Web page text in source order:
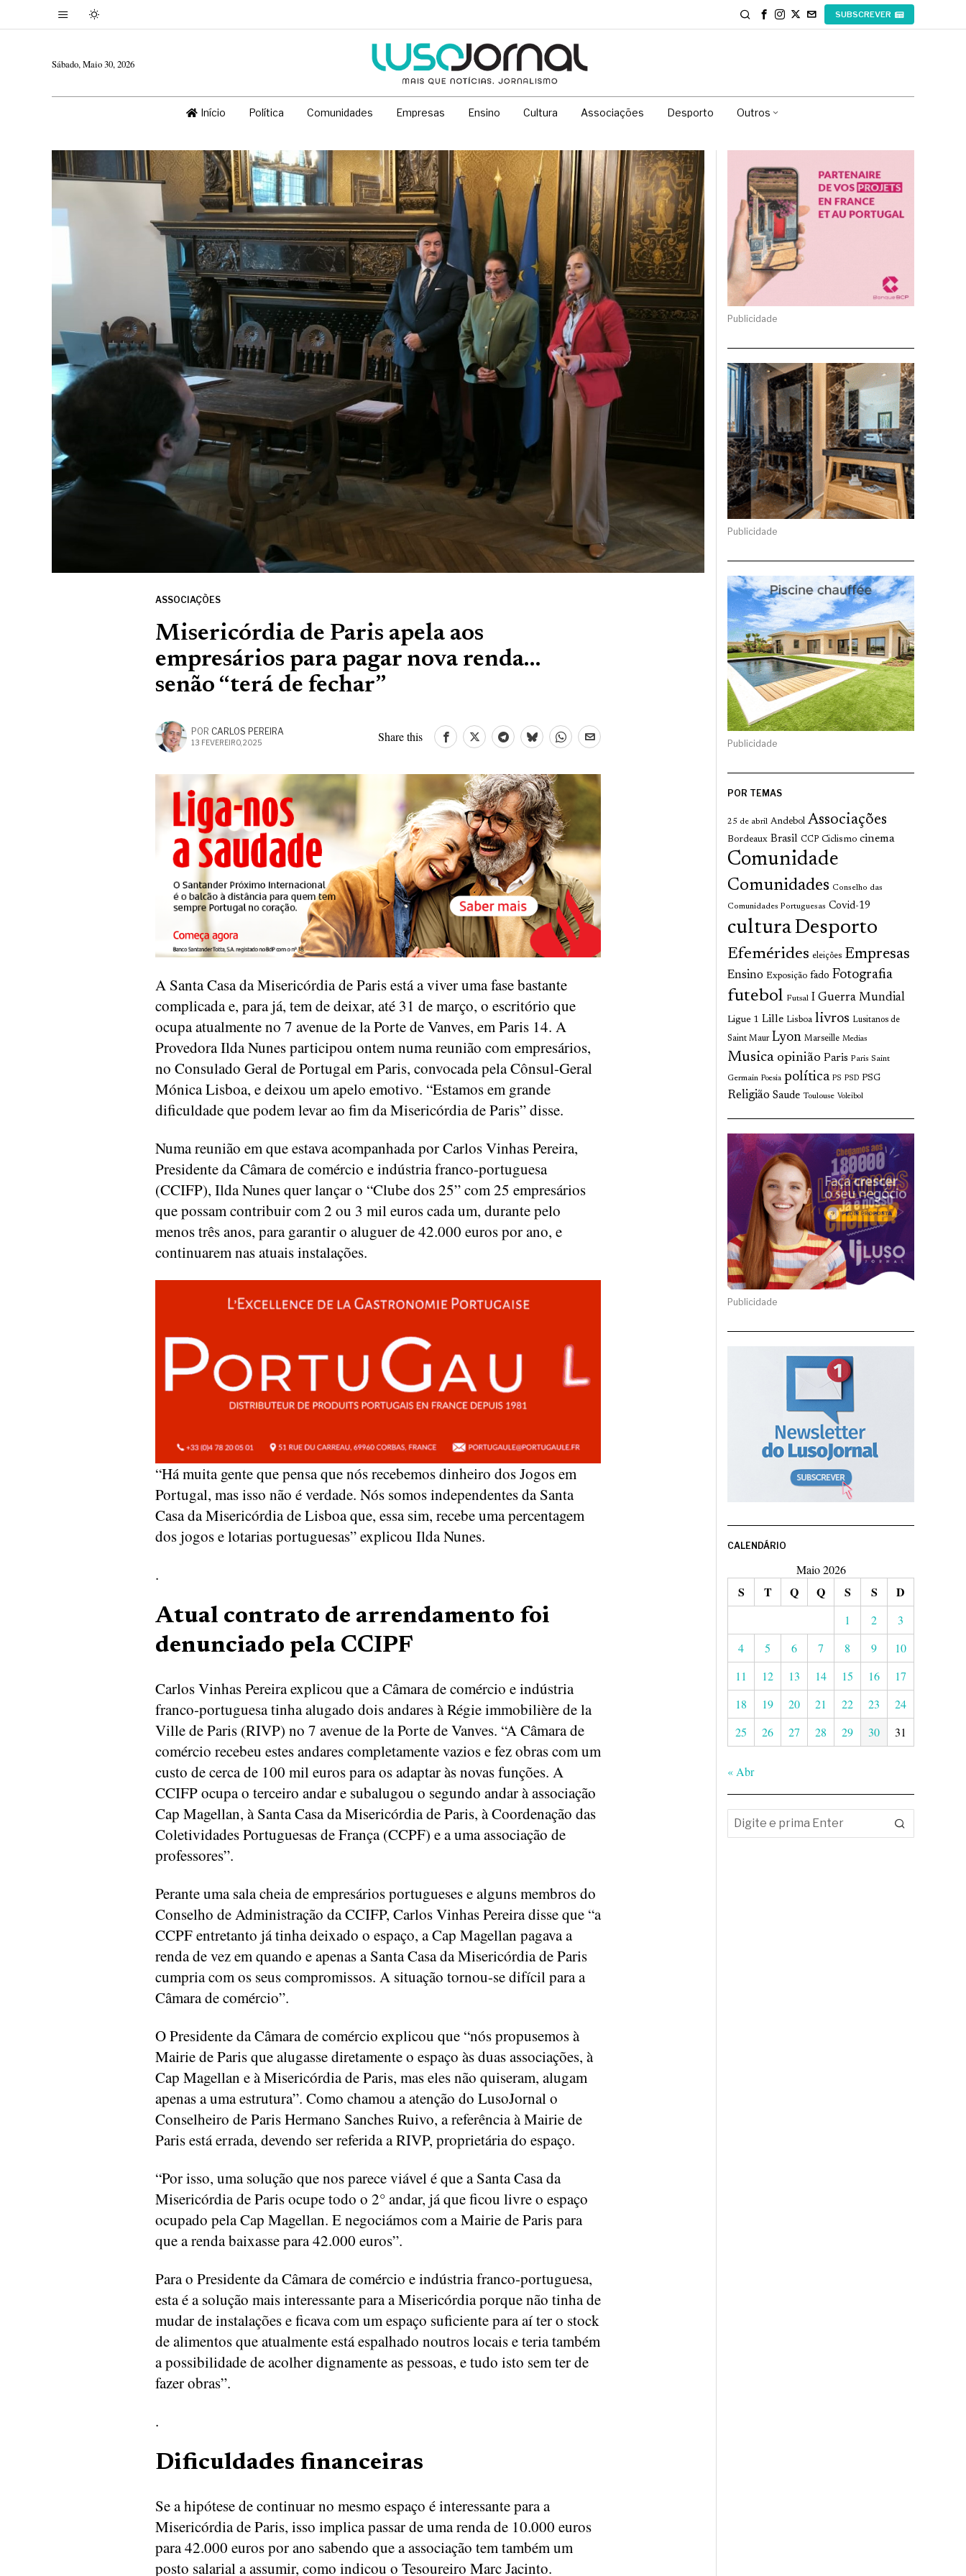
SUBSCREVER
Sábado, Maio 30, 2026
Início Política Comunidades Empresas Ensino Cultura Associações Desporto Outros
ASSOCIAÇÕES
Misericórdia de Paris apela aos
empresários para pagar nova renda…
senão “terá de fechar”
POR CARLOS PEREIRA
13 FEVEREIRO, 2025 Share this
A Santa Casa da Misericórdia de Paris está a viver uma fase bastante
complicada e, para já, tem de deixar, até 31 de março, o escritório que
ocupa atualmente no 7 avenue de la Porte de Vanves, em Paris 14. A
Provedora Ilda Nunes participou ontem numa reunião com empresários,
no Consulado Geral de Portugal em Paris, convocada pela Cônsul-Geral
Mónica Lisboa, e deixou um apelo emotivo. “Estamos em grande
dificuldade que podem levar ao fim da Misericórdia de Paris” disse.
Numa reunião em que estava acompanhada por Carlos Vinhas Pereira,
Presidente da Câmara de comércio e indústria franco-portuguesa
(CCIFP), Ilda Nunes quer lançar o “Clube dos 25” com 25 empresários
que possam contribuir com 2 ou 3 mil euros cada um, durante pelo
menos três anos, para garantir o aluguer de 42.000 euros por ano, e
continuarem nas atuais instalações.
“Há muita gente que pensa que nós recebemos dinheiro dos Jogos em
Portugal, mas isso não é verdade. Nós somos independentes da Santa
Casa da Misericórdia de Lisboa que, essa sim, recebe uma percentagem
dos jogos e lotarias portuguesas” explicou Ilda Nunes.
.
Atual contrato de arrendamento foi
denunciado pela CCIPF
Carlos Vinhas Pereira explicou que a Câmara de comércio e indústria
franco-portuguesa tinha alugado dois andares à Régie immobilière de la
Ville de Paris (RIVP) no 7 avenue de la Porte de Vanves. “A Câmara de
comércio recebeu estes andares completamente vazios e fez obras com um
custo de cerca de 100 mil euros para os adaptar às novas funções. A
CCIFP ocupa o terceiro andar e subalugou o segundo andar à associação
Cap Magellan, à Santa Casa da Misericórdia de Paris, à Coordenação das
Coletividades Portuguesas de França (CCPF) e a uma associação de
professores”.
Perante uma sala cheia de empresários portugueses e alguns membros do
Conselho de Administração da CCIFP, Carlos Vinhas Pereira disse que “a
CCPF entretanto já tinha deixado o espaço, a Cap Magellan pagava a
renda de vez em quando e apenas a Santa Casa da Misericórdia de Paris
cumpria com os seus compromissos. A situação tornou-se difícil para a
Câmara de comércio”.
O Presidente da Câmara de comércio explicou que “nós propusemos à
Mairie de Paris que alugasse diretamente o espaço às duas associações, à
Cap Magellan e à Misericórdia de Paris, mas eles não quiseram, alugam
apenas a uma estrutura”. Como chamou a atenção do LusoJornal o
Conselheiro de Paris Hermano Sanches Ruivo, a referência à Mairie de
Paris está errada, devendo ser referida a RIVP, proprietária do espaço.
“Por isso, uma solução que nos parece viável é que a Santa Casa da
Misericórdia de Paris ocupe todo o 2° andar, já que ficou livre o espaço
ocupado pela Cap Magellan. E negociámos com a Mairie de Paris para
que a renda baixasse para 42.000 euros”.
Para o Presidente da Câmara de comércio e indústria franco-portuguesa,
esta é a solução mais interessante para a Misericórdia porque não tinha de
mudar de instalações e ficava com um espaço suficiente para aí ter o stock
de alimentos que atualmente está espalhado noutros locais e teria também
a possibilidade de acolher dignamente as pessoas, e tudo isto sem ter de
fazer obras”.
.
Dificuldades financeiras
Se a hipótese de continuar no mesmo espaço é interessante para a
Misericórdia de Paris, isso implica passar de uma renda de 10.000 euros
para 42.000 euros por ano sabendo que a associação tem também um
posto salarial a assumir, como indicou o Tesoureiro Marc Jacinto.
Publicidade
Publicidade
Publicidade
POR TEMAS
25 de abril Andebol Associações
Bordeaux Brasil CCP Ciclismo cinema
Comunidade
Comunidades Conselho das
Comunidades Portuguesas Covid-19
culturaDesporto
Efemérides eleições Empresas
Ensino Exposição fado Fotografia
futebol Futsal I Guerra Mundial
Ligue 1 Lille Lisboa livros Lusitanos de
Saint Maur Lyon Marseille Medias
Musica opinião Paris Paris Saint
Germain Poesia política PS PSD PSG
Religião Saude Toulouse Voleibol
Publicidade
CALENDÁRIO
Maio 2026
S T Q Q S S D
1 2
3
4
5 6 7 8 9
10
11
12 13 14 15 16
17
18
19 20 21 22 23
24
25
26 27 28 29 30 31
« Abr